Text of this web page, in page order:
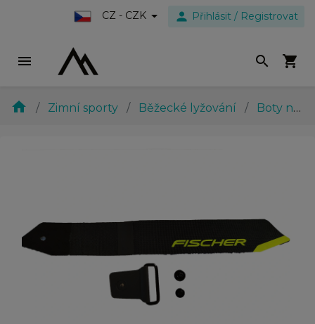
CZ - CZK person Přihlásit / Registrovat
menu search shopping_cart
home Zimní sporty Běžecké lyžování Boty na běžky